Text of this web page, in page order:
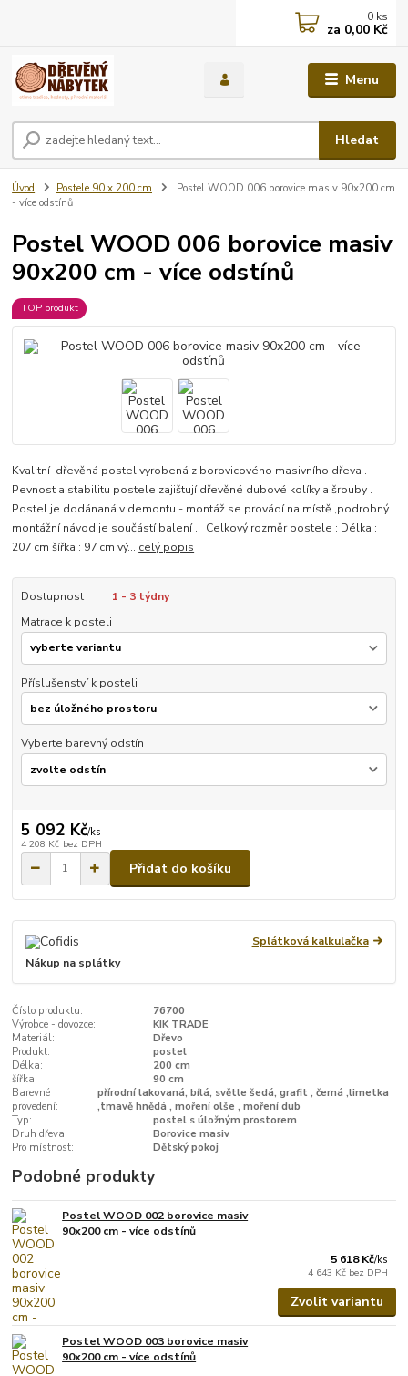
Menu
Hledat
0 ks
za 0,00 Kč
Úvod Postele 90 x 200 cm
Postel WOOD 006 borovice masiv 90x200 cm
- více odstínů
Postel WOOD 006 borovice masiv
90x200 cm - více odstínů
TOP produkt
Kvalitní dřevěná postel vyrobená z borovicového masivního dřeva .
Pevnost a stabilitu postele zajištují dřevěné dubové kolíky a šrouby .
Postel je dodánaná v demontu - montáž se provádí na místě ,podrobný
montážní návod je součástí balení . Celkový rozměr postele : Délka :
207 cm šířka : 97 cm vý... celý popis
Dostupnost
1 - 3 týdny
Matrace k posteli
Příslušenství k posteli
Vyberte barevný odstín
5 092 Kč/ks
4 208 Kč bez DPH
Přidat do košíku
Splátková kalkulačka
Nákup na splátky
Číslo produktu:
76700
Výrobce - dovozce:
KIK TRADE
Materiál:
Dřevo
Produkt:
postel
Délka:
200 cm
šířka:
90 cm
Barevné
provedení:
přírodní lakovaná, bílá, světle šedá, grafit , černá ,limetka
,tmavě hnědá , moření olše , moření dub
Typ:
postel s úložným prostorem
Druh dřeva:
Borovice masiv
Pro místnost:
Dětský pokoj
Podobné produkty
Postel WOOD 002 borovice masiv
90x200 cm - více odstínů
5 618 Kč/ks
4 643 Kč bez DPH
Zvolit variantu
Postel WOOD 003 borovice masiv
90x200 cm - více odstínů